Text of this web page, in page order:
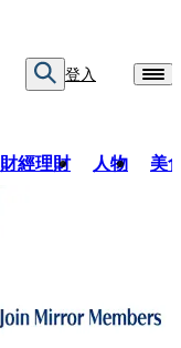
登入
財經理財 人物 美